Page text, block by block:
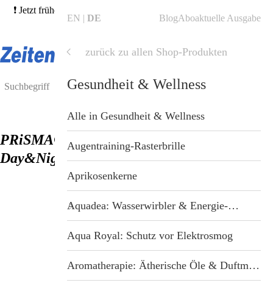
❗ Jetzt frühere Ausgaben bestellen und von unserer 3für2-Aktion
profitieren! →
Hefte finden
PRiSMA® Autofahrerbrille P1 DRiVE
Day&Night
EN DE BlogAboaktuelle Ausgabe
zurück zu allen Shop-Produkten
Shop
ZeitenSchrift Startseite
Shop
Hefte & Abos
Nahrungsergänzung
Gesundheit & Wellness
Gesundheit & Wellness
Alle in Gesundheit & Wellness
Augentraining-Rasterbrille
Aprikosenkerne
Aquadea: Wasserwirbler & Energie-Duschen
Aqua Royal: Schutz vor Elektrosmog
Aromatherapie: Ätherische Öle & Duftmischungen